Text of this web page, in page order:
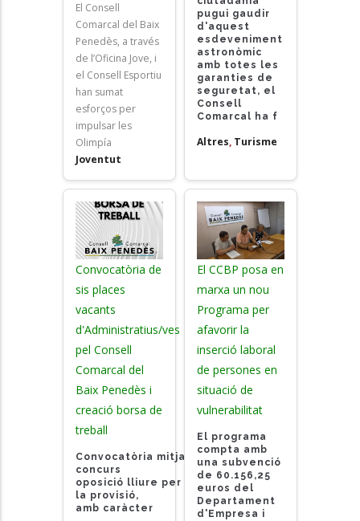
El Consell
Comarcal del Baix
Penedès, a través
de l’Oficina Jove, i
el Consell Esportiu
han sumat
esforços per
impulsar les
Olimpía
Joventut
pugui gaudir
d'aquest
esdeveniment
astronòmic
amb totes les
garanties de
seguretat, el
Consell
Comarcal ha f
Altres, Turisme
Convocatòria de
sis places
vacants
d'Administratius/ves
pel Consell
Comarcal del
Baix Penedès i
creació borsa de
treball
Convocatòria mitjançant
concurs
oposició lliure per
la provisió,
amb caràcter
El CCBP posa en
marxa un nou
Programa per
afavorir la
inserció laboral
de persones en
situació de
vulnerabilitat
El programa
compta amb
una subvenció
de 60.156,25
euros del
Departament
d'Empresa i